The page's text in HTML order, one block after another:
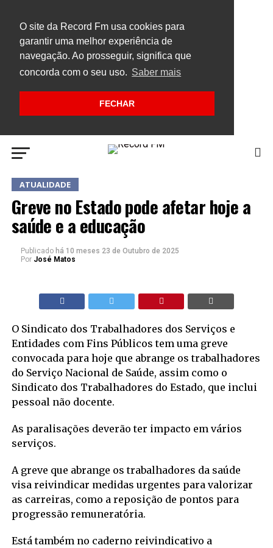
O site da Record Fm usa cookies para
garantir uma melhor experiência de
navegação. Ao prosseguir, significa que
concorda com o seu uso. Saber mais
FECHAR
ATUALIDADE
Greve no Estado pode afetar hoje a
saúde e a educação
Publicado há 10 meses 23 de Outubro de 2025
Por José Matos
O Sindicato dos Trabalhadores dos Serviços e
Entidades com Fins Públicos tem uma greve
convocada para hoje que abrange os trabalhadores
do Serviço Nacional de Saúde, assim como o
Sindicato dos Trabalhadores do Estado, que inclui
pessoal não docente.
As paralisações deverão ter impacto em vários
serviços.
A greve que abrange os trabalhadores da saúde
visa reivindicar medidas urgentes para valorizar
as carreiras, como a reposição de pontos para
progressão remuneratória.
Está também no caderno reivindicativo a